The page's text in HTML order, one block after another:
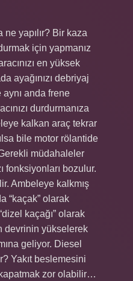
yapılır? Bir kaza
için yapmanız
en yüksek
ayağınızı debriyaj
anda frene
durdurmanıza
kalkan araç tekrar
bile motor rölantide
müdahaleler
fonksiyonları bozulur.
Ambeleye kalkmış
“kaçak” olarak
kaçağı” olarak
devrinin yükselerek
geliyor. Diesel
Yakıt beslemesini
zor olabilir…